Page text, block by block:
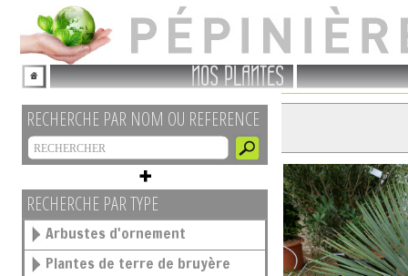
NOS PLANTES
RECHERCHE PAR NOM OU REFERENCE
RECHERCHE PAR TYPE
Arbustes d'ornement
Plantes de terre de bruyère